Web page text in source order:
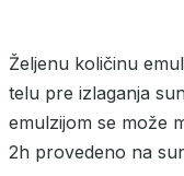
Željenu količinu
telu pre izlaganja
emulzijom se može
2h provedeno na